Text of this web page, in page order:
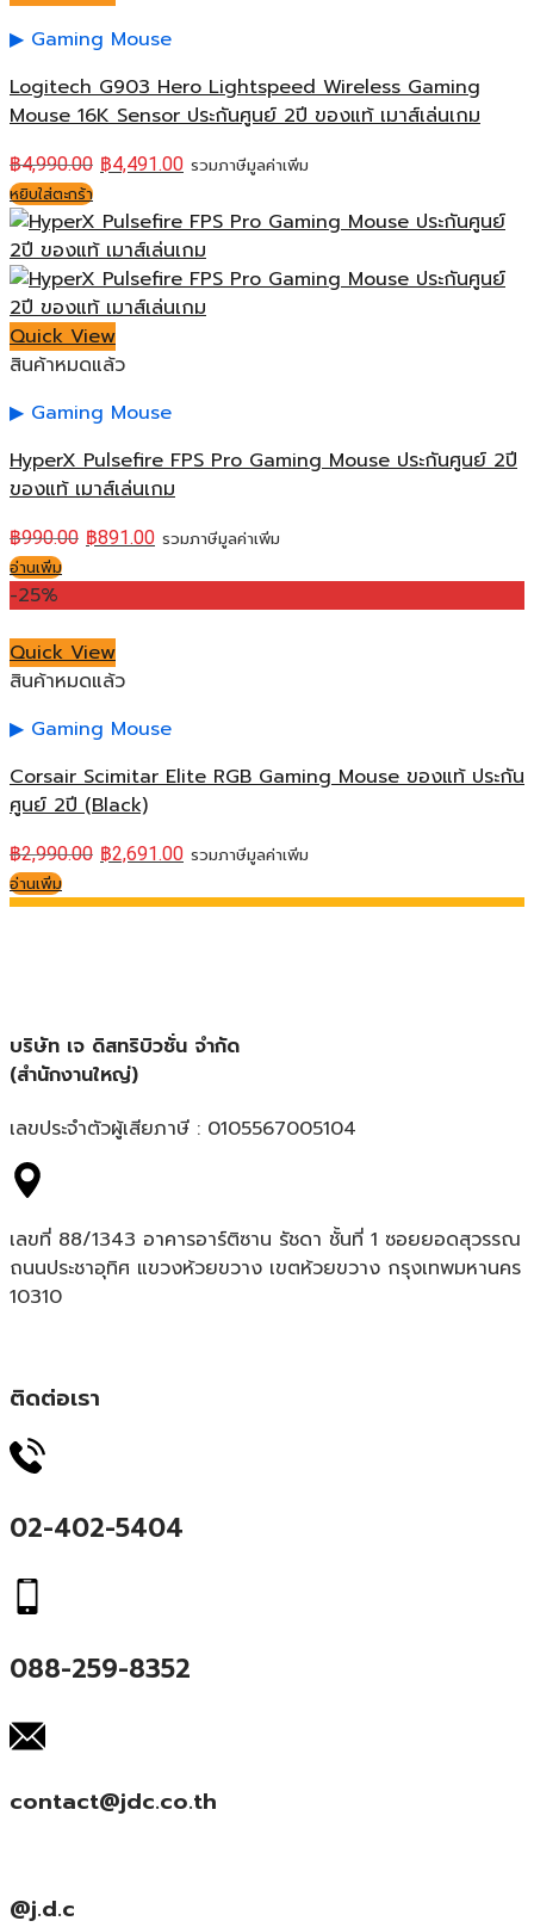
Gaming Mouse
Logitech G903 Hero Lightspeed Wireless Gaming
Mouse 16K Sensor ประกันศูนย์ 2ปี ของแท้ เมาส์เล่นเกม
฿4,990.00 ฿4,491.00 รวมภาษีมูลค่าเพิ่ม
หยิบใส่ตะกร้า
Quick View
สินค้าหมดแล้ว
Gaming Mouse
HyperX Pulsefire FPS Pro Gaming Mouse ประกันศูนย์ 2ปี
ของแท้ เมาส์เล่นเกม
฿990.00 ฿891.00 รวมภาษีมูลค่าเพิ่ม
อ่านเพิ่ม
-25%
Quick View
สินค้าหมดแล้ว
Gaming Mouse
Corsair Scimitar Elite RGB Gaming Mouse ของแท้ ประกัน
ศูนย์ 2ปี (Black)
฿2,990.00 ฿2,691.00 รวมภาษีมูลค่าเพิ่ม
อ่านเพิ่ม
บริษัท เจ ดิสทริบิวชั่น จำกัด
(สำนักงานใหญ่)
เลขประจำตัวผู้เสียภาษี : 0105567005104
เลขที่ 88/1343 อาคารอาร์ติซาน รัชดา ชั้นที่ 1 ซอยยอดสุวรรณ
ถนนประชาอุทิศ แขวงห้วยขวาง เขตห้วยขวาง กรุงเทพมหานคร
10310
ติดต่อเรา
02-402-5404
088-259-8352
contact@jdc.co.th
@j.d.c